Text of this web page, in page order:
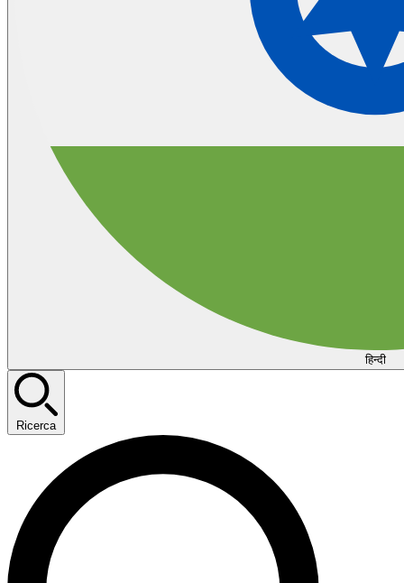
हिन्दी
Ricerca